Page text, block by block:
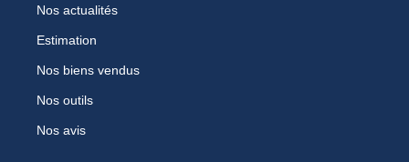
Nos actualités
Estimation
Nos biens vendus
Nos outils
Nos avis